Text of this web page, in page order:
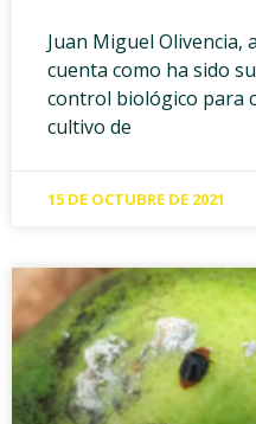
Juan Miguel Olivencia,
cuenta como ha sido
control biológico para
cultivo de
15 DE OCTUBRE DE 2021